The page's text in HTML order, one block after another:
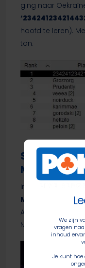
ging naar
hoofd te leren).
ton.
SCOOP 68-
Max]
In deze $1K viel
Mulders
bij de
Aan de
Nederlandse als
We zijn
vragen
inhoud
Je kunt hoe